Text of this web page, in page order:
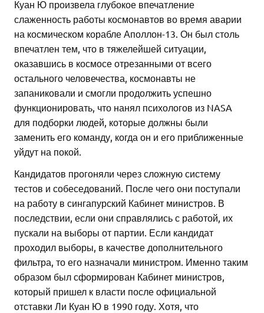
Куан Ю произвела глубокое впечатление
слаженность работы космонавтов во время аварии
на космическом корабле Аполлон-13. Он был столь
впечатлен тем, что в тяжелейшей ситуации,
оказавшись в космосе отрезанными от всего
остального человечества, космонавты не
запаниковали и смогли продолжить успешно
функционировать, что нанял психологов из NASA
для подборки людей, которые должны были
заменить его команду, когда он и его приближенные
уйдут на покой.
Кандидатов прогоняли через сложную систему
тестов и собеседований. После чего они поступали
на работу в сингапурский Кабинет министров. В
последствии, если они справлялись с работой, их
пускали на выборы от партии. Если кандидат
проходил выборы, в качестве дополнительного
фильтра, то его назначали министром. Именно таким
образом был сформирован Кабинет министров,
который пришел к власти после официальной
отставки Ли Куан Ю в 1990 году. Хотя, что